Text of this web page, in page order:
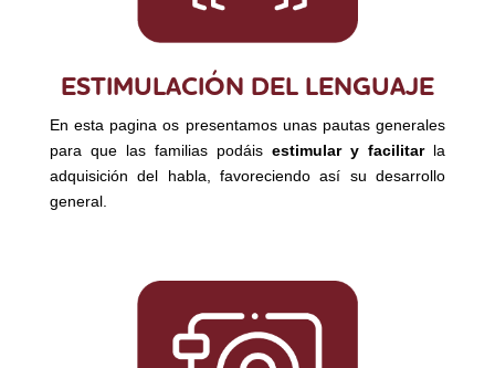
ESTIMULACIÓN DEL LENGUAJE
En esta pagina os presentamos unas pautas generales
para que las familias podáisestimular y facilitarla
adquisición del habla, favoreciendo así su desarrollo
general.